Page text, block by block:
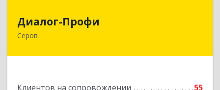
Диалог-Профи
Серов
Клиентов на сопровождении 55
624980, Свердловская обл, Серов г, Короленко